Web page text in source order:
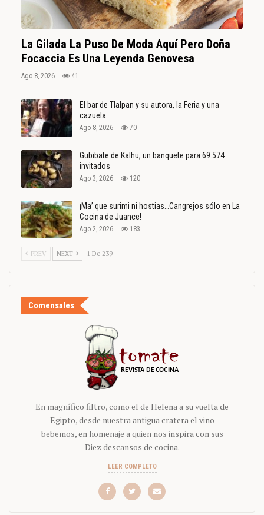
La Gilada La Puso De Moda Aquí Pero Doña
Focaccia Es Una Leyenda Genovesa
Ago 8, 2026 41
El bar de Tlalpan y su autora, la Feria y una
cazuela
Ago 8, 2026 70
Gubibate de Kalhu, un banquete para 69.574
invitados
Ago 3, 2026 120
¡Ma’ que surimi ni hostias…Cangrejos sólo en La
Cocina de Juance!
Ago 2, 2026 183
PREV NEXT 1 De 239
Comensales
En magnífico filtro, como el de Helena a su vuelta de
Egipto, desde nuestra antigua cratera el vino
bebemos, en homenaje a quien nos inspira con sus
Diez descansos de cocina.
LEER COMPLETO